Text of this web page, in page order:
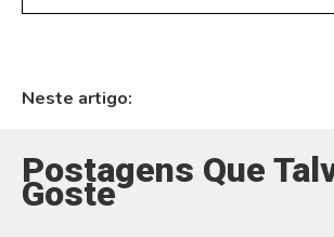
Neste artigo:
Postagens Que
Goste